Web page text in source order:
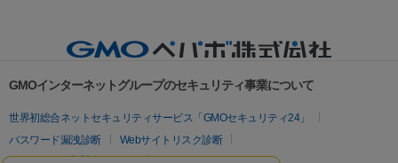
GMOインターネットグループのセキュリティ事業について
世界初総合ネットセキュリティサービス「GMOセキュリティ24」
パスワード漏洩診断
Webサイトリスク診断
セキュリティ相談AIチャットボット